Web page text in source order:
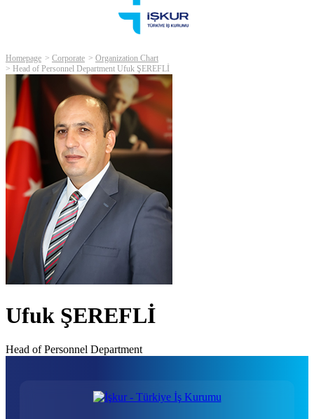
Homepage Corporate
Organization Chart
Head of Personnel Department Ufuk ŞEREFLİ
Ufuk ŞEREFLİ
Head of Personnel Department